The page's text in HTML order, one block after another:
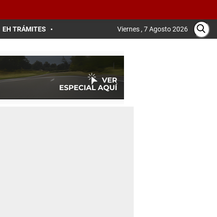
EH TRÁMITES Viernes , 7 Agosto 2026